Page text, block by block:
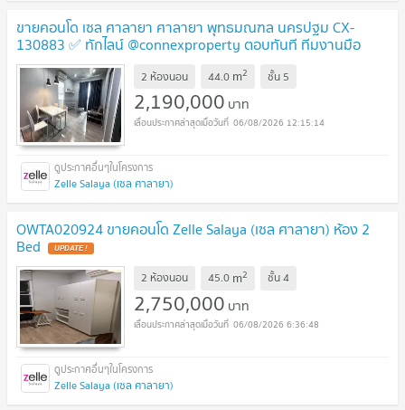
ขายคอนโด เซล ศาลายา ศาลายา พุทธมณฑล นครปฐม CX-
130883 ✅ ทักไลน์ @connexproperty ตอบทันที ทีมงานมือ
อาชีพ ✅
2 ห้องนอน 44.0 m2 ชั้น 5
2,190,000 บาท
06/08/2026 12:15:14
Zelle Salaya (เซล ศาลายา)
OWTA020924 ขายคอนโด Zelle Salaya (เซล ศาลายา) ห้อง 2
Bed
2 ห้องนอน 45.0 m2 ชั้น4
2,750,000 บาท
06/08/2026 6:36:48
Zelle Salaya (เซล ศาลายา)